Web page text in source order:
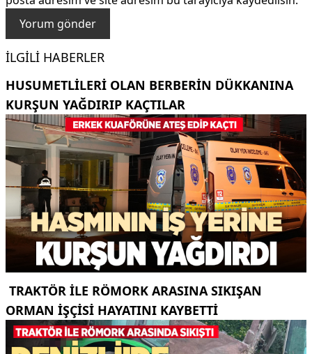
İLGILI HABERLER
HUSUMETLILERI OLAN BERBERIN DÜKKANINA
KURŞUN YAĞDIRIP KAÇTILAR
TRAKTÖR ILE RÖMORK ARASINA SIKIŞAN
ORMAN IŞÇISI HAYATINI KAYBETTI